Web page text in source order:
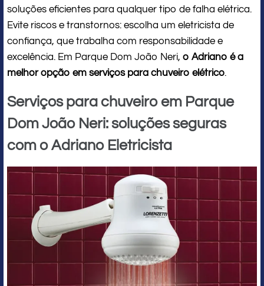
soluções eficientes para qualquer tipo de falha elétrica.
Evite riscos e transtornos: escolha um eletricista de
confiança, que trabalha com responsabilidade e
excelência. Em Parque Dom João Neri, o Adriano é a
melhor opção em serviços para chuveiro elétrico.
Serviços para chuveiro em Parque
Dom João Neri: soluções seguras
com o Adriano Eletricista